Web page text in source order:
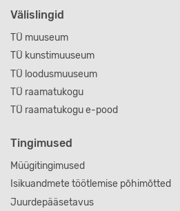
Välislingid
TÜ muuseum
TÜ kunstimuuseum
TÜ loodusmuuseum
TÜ raamatukogu
TÜ raamatukogu e-pood
Tingimused
Müügitingimused
Isikuandmete töötlemise põhimõtted
Juurdepääsetavus